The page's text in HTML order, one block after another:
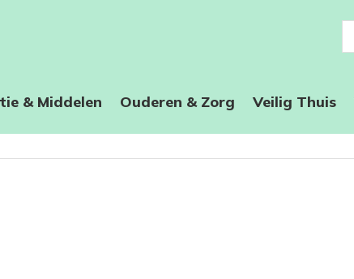
& Middelen Ouderen & Zorg Veilig Thuis